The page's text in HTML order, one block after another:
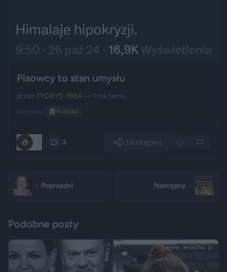
Pisowcy to stan umysłu
przez TYGRYS-1984 — 1 rok temu
Kategoria: 🏛️ Polityka
3 Udostępnij
Poprzedni Następny
Podobne posty